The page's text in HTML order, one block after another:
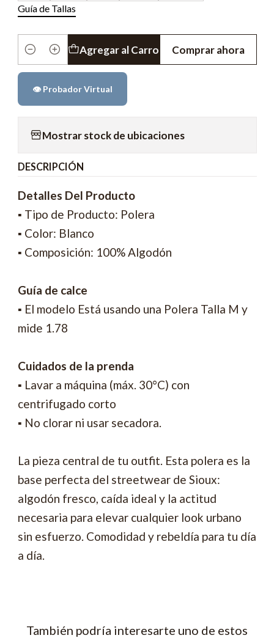
Guía de Tallas
Cantidad
Agregar al Carro Comprar ahora
👁️ Probador Virtual
Mostrar stock de ubicaciones
DESCRIPCIÓN
Detalles Del Producto
▪ Tipo de Producto: Polera
▪ Color: Blanco
▪ Composición: 100% Algodón
Guía de calce
▪ El modelo Está usando una Polera Talla M y
mide 1.78
Cuidados de la prenda
▪ Lavar a máquina (máx. 30°C) con
centrifugado corto
▪ No clorar ni usar secadora.
La pieza central de tu outfit. Esta polera es la
base perfecta del streetwear de Sioux:
algodón fresco, caída ideal y la actitud
necesaria para elevar cualquier look urbano
sin esfuerzo. Comodidad y rebeldía para tu día
a día.
También podría interesarte uno de estos